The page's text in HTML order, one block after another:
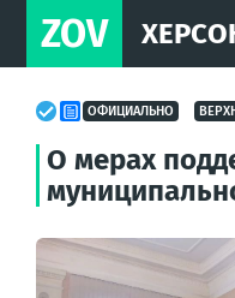
ZOV
ОФИЦИАЛЬНО
О мерах